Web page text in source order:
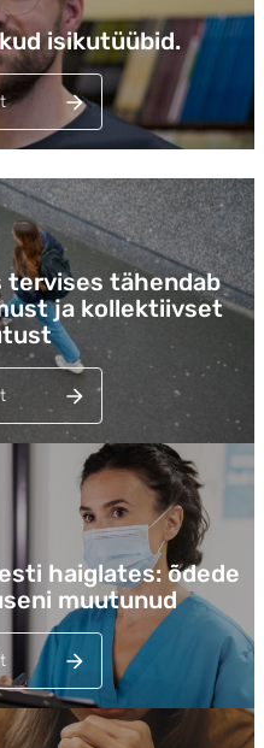
isikutüübid.
tervises tähendab
ja kollektiivset
haiglates: õdede
muutunud